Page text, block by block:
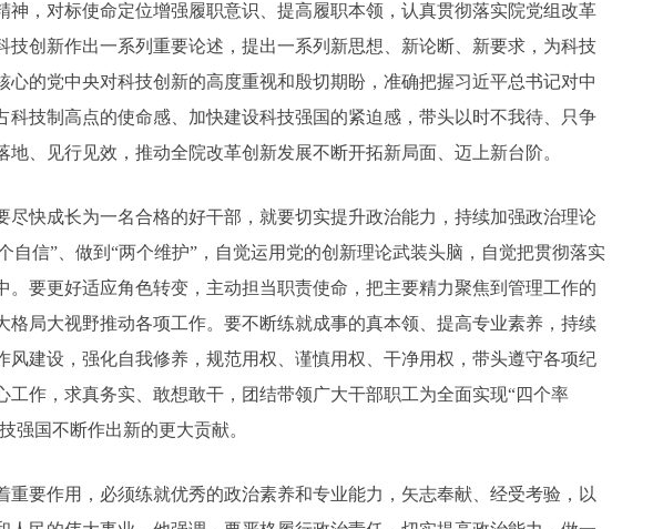
，对标使命定位增强履职意识、提高履职本领，认真贯彻落实院党组改革
创新作出一系列重要论述，提出一系列新思想、新论断、新要求，为科技
的党中央对科技创新的高度重视和殷切期盼，准确把握习近平总书记对中
技制高点的使命感、加快建设科技强国的紧迫感，带头以时不我待、只争
、见行见效，推动全院改革创新发展不断开拓新局面、迈上新台阶。
快成长为一名合格的好干部，就要切实提升政治能力，持续加强政治理论
自信”、做到“两个维护”，自觉运用党的创新理论武装头脑，自觉把贯彻落实
要更好适应角色转变，主动担当职责使命，把主要精力聚焦到管理工作的
局大视野推动各项工作。要不断练就成事的真本领、提高专业素养，持续
建设，强化自我修养，规范用权、谨慎用权、干净用权，带头遵守各项纪
作，求真务实、敢想敢干，团结带领广大干部职工为全面实现“四个率
强国不断作出新的更大贡献。
要作用，必须练就优秀的政治素养和专业能力，矢志奉献、经受考验，以